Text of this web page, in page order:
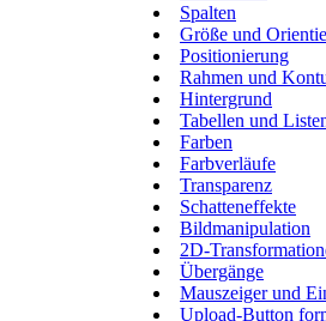
Spalten
Größe und
Positionierung
Rahmen und
Hintergrund
Tabellen und
Farben
Farbverläufe
Transparenz
Schatteneffekte
Bildmanipulation
2D-
Übergänge
Mauszeiger und
Upload-Button